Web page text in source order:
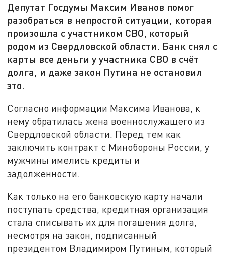
Депутат Госдумы Максим Иванов помог
разобраться в непростой ситуации, которая
произошла с участником СВО, который
родом из Свердловской области. Банк снял с
карты все деньги у участника СВО в счёт
долга, и даже закон Путина не остановил
это.
Согласно информации Максима Иванова, к
нему обратилась жена военнослужащего из
Свердловской области. Перед тем как
заключить контракт с Минобороны России, у
мужчины имелись кредиты и
задолженности.
Как только на его банковскую карту начали
поступать средства, кредитная организация
стала списывать их для погашения долга,
несмотря на закон, подписанный
президентом Владимиром Путиным, который